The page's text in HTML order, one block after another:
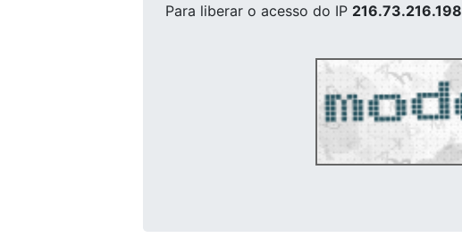
Para liberar o acesso do IP 216.73.216.198